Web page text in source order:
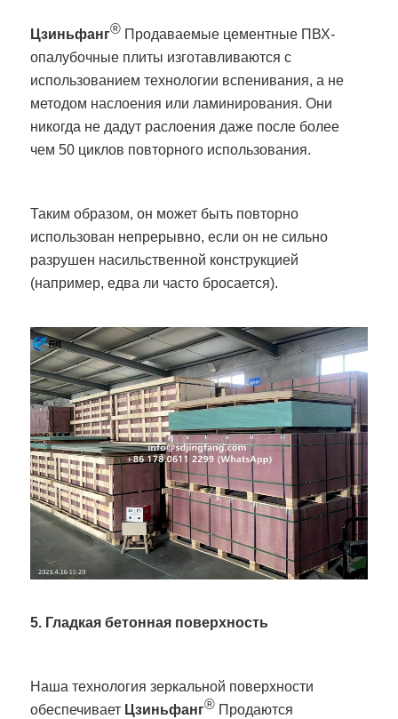
Цзиньфанг® Продаваемые цементные ПВХ-
опалубочные плиты изготавливаются с
использованием технологии вспенивания, а не
методом наслоения или ламинирования. Они
никогда не дадут раслоения даже после более
чем 50 циклов повторного использования.
Таким образом, он может быть повторно
использован непрерывно, если он не сильно
разрушен насильственной конструкцией
(например, едва ли часто бросается).
5. Гладкая бетонная поверхность
Наша технология зеркальной поверхности
обеспечивает Цзиньфанг® Продаются